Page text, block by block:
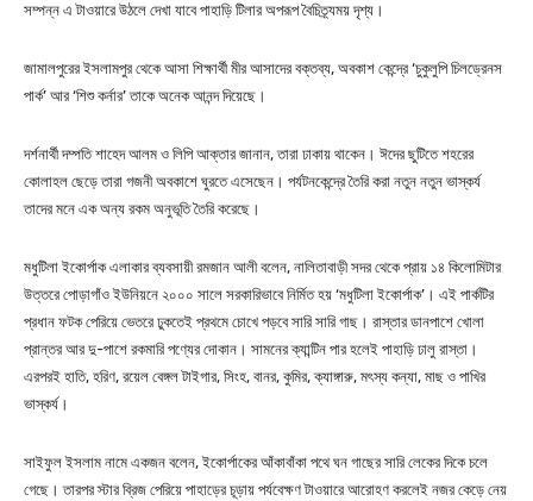
সম্পন্ন এ টাওয়ারে উঠলে দেখা যাবে পাহাড়ি টিলার অপরূপ বৈচিত্র্যময় দৃশ্য।
জামালপুরের ইসলামপুর থেকে আসা শিক্ষার্থী মীর আসাদের বক্তব্য, অবকাশ কেন্দ্রে ‘চুকুলুপি চিলড্রেনস
পার্ক’ আর ‘শিশু কর্নার’ তাকে অনেক আনন্দ দিয়েছে।
দর্শনার্থী দম্পতি শাহেদ আলম ও লিপি আক্তার জানান, তারা ঢাকায় থাকেন। ঈদের ছুটিতে শহরের
কোলাহল ছেড়ে তারা গজনী অবকাশে ঘুরতে এসেছেন। পর্যটনকেন্দ্রে তৈরি করা নতুন নতুন ভাস্কর্য
তাদের মনে এক অন্য রকম অনুভূতি তৈরি করেছে।
মধুটিলা ইকোর্পাক এলাকার ব্যবসায়ী রমজান আলী বলেন, নালিতাবাড়ী সদর থেকে প্রায় ১৪ কিলোমিটার
উত্তরে পোড়াগাঁও ইউনিয়নে ২০০০ সালে সরকারিভাবে নির্মিত হয় ‘মধুটিলা ইকোর্পাক’। এই পার্কটির
প্রধান ফটক পেরিয়ে ভেতরে ঢুকতেই প্রথমে চোখে পড়বে সারি সারি গাছ। রাস্তার ডানপাশে খোলা
প্রান্তর আর দু-পাশে রকমারি পণ্যের দোকান। সামনের ক্যান্টিন পার হলেই পাহাড়ি ঢালু রাস্তা।
এরপরই হাতি, হরিণ, রয়েল বেঙ্গল টাইগার, সিংহ, বানর, কুমির, ক্যাঙ্গারু, মৎস্য কন্যা, মাছ ও পাখির
ভাস্কর্য।
সাইফুল ইসলাম নামে একজন বলেন, ইকোর্পাকের আঁকাবাঁকা পথে ঘন গাছের সারি লেকের দিকে চলে
গেছে। তারপর স্টার ব্রিজ পেরিয়ে পাহাড়ের চূড়ায় পর্যবেক্ষণ টাওয়ারে আরোহণ করলেই নজর কেড়ে নেয়